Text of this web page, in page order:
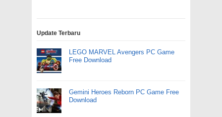
Update Terbaru
LEGO MARVEL Avengers PC Game
Free Download
Gemini Heroes Reborn PC Game Free
Download